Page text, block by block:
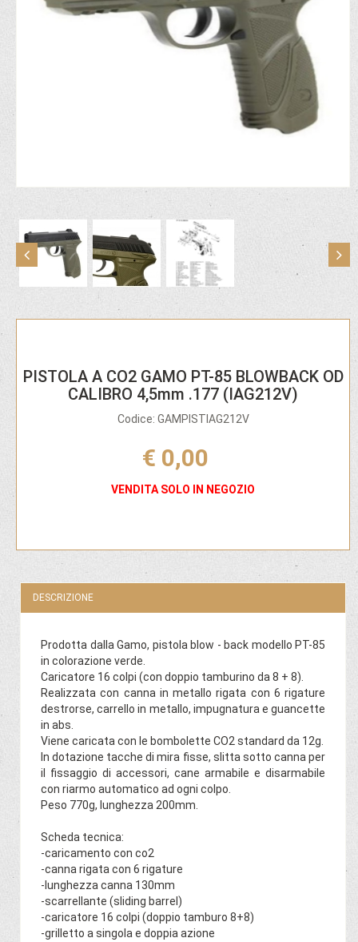
PISTOLA A CO2 GAMO PT-85 BLOWBACK OD
CALIBRO 4,5mm .177 (IAG212V)
Codice: GAMPISTIAG212V
€ 0,00
VENDITA SOLO IN NEGOZIO
DESCRIZIONE
Prodotta dalla Gamo, pistola blow - back modello PT-85
in colorazione verde.
Caricatore 16 colpi (con doppio tamburino da 8 + 8).
Realizzata con canna in metallo rigata con 6 rigature
destrorse, carrello in metallo, impugnatura e guancette
in abs.
Viene caricata con le bombolette CO2 standard da 12g.
In dotazione tacche di mira fisse, slitta sotto canna per
il fissaggio di accessori, cane armabile e disarmabile
con riarmo automatico ad ogni colpo.
Peso 770g, lunghezza 200mm.
Scheda tecnica:
-caricamento con co2
-canna rigata con 6 rigature
-lunghezza canna 130mm
-scarrellante (sliding barrel)
-caricatore 16 colpi (doppio tamburo 8+8)
-grilletto a singola e doppia azione